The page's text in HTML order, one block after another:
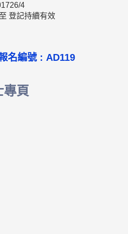
4
登記持續有效
名編號 : AD119
專頁